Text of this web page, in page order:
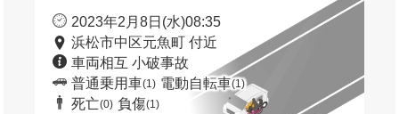
2023年2月8日(水)08:35
浜松市中区元魚町 付近
車両相互 小破事故
普通乗用車(1) 電動自転車(1)
死亡(0) 負傷(1)